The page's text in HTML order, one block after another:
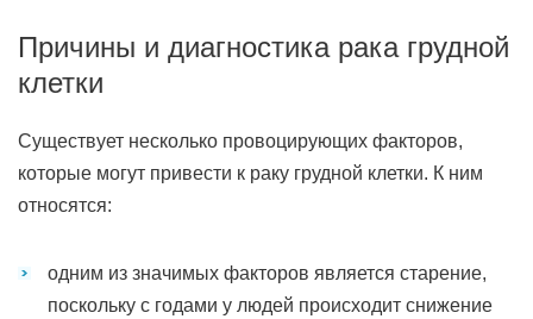
Причины и диагностика рака грудной
клетки
Существует несколько провоцирующих факторов,
которые могут привести к раку грудной клетки. К ним
относятся:
одним из значимых факторов является старение,
поскольку с годами у людей происходит снижение